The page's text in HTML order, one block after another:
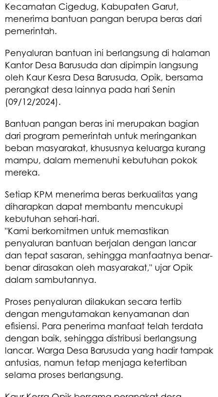
Kecamatan Cigedug, Kabupaten Garut,
menerima bantuan pangan berupa beras dari
pemerintah.
Penyaluran bantuan ini berlangsung di halaman
Kantor Desa Barusuda dan dipimpin langsung
oleh Kaur Kesra Desa Barusuda, Opik, bersama
perangkat desa lainnya pada hari Senin
(09/12/2024).
Bantuan pangan beras ini merupakan bagian
dari program pemerintah untuk meringankan
beban masyarakat, khususnya keluarga kurang
mampu, dalam memenuhi kebutuhan pokok
mereka.
Setiap KPM menerima beras berkualitas yang
diharapkan dapat membantu mencukupi
kebutuhan sehari-hari.
"Kami berkomitmen untuk memastikan
penyaluran bantuan berjalan dengan lancar
dan tepat sasaran, sehingga manfaatnya benar-
benar dirasakan oleh masyarakat," ujar Opik
dalam sambutannya.
Proses penyaluran dilakukan secara tertib
dengan mengutamakan kenyamanan dan
efisiensi. Para penerima manfaat telah terdata
dengan baik, sehingga distribusi berlangsung
lancar. Warga Desa Barusuda yang hadir tampak
antusias, namun tetap menjaga ketertiban
selama proses berlangsung.